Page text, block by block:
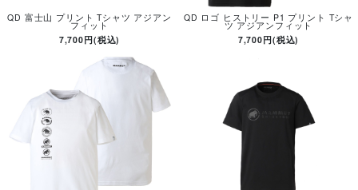
QD 富士山 プリント Tシャツ アジアン
フィット
7,700円(税込)
QD ロゴ ヒストリー P1 プリント Tシャ
ツ アジアンフィット
7,700円(税込)